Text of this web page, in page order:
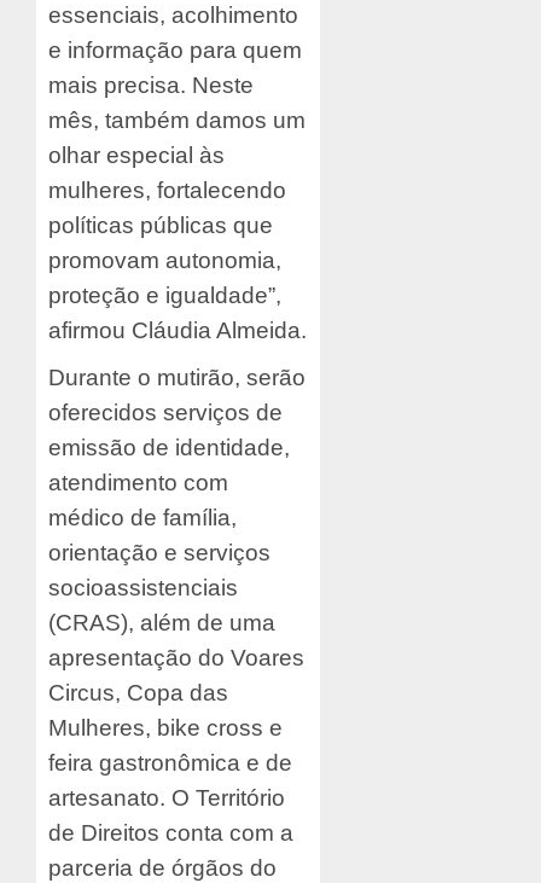
essenciais, acolhimento
e informação para quem
mais precisa. Neste
mês, também damos um
olhar especial às
mulheres, fortalecendo
políticas públicas que
promovam autonomia,
proteção e igualdade”,
afirmou Cláudia Almeida.
Durante o mutirão, serão
oferecidos serviços de
emissão de identidade,
atendimento com
médico de família,
orientação e serviços
socioassistenciais
(CRAS), além de uma
apresentação do Voares
Circus, Copa das
Mulheres, bike cross e
feira gastronômica e de
artesanato. O Território
de Direitos conta com a
parceria de órgãos do